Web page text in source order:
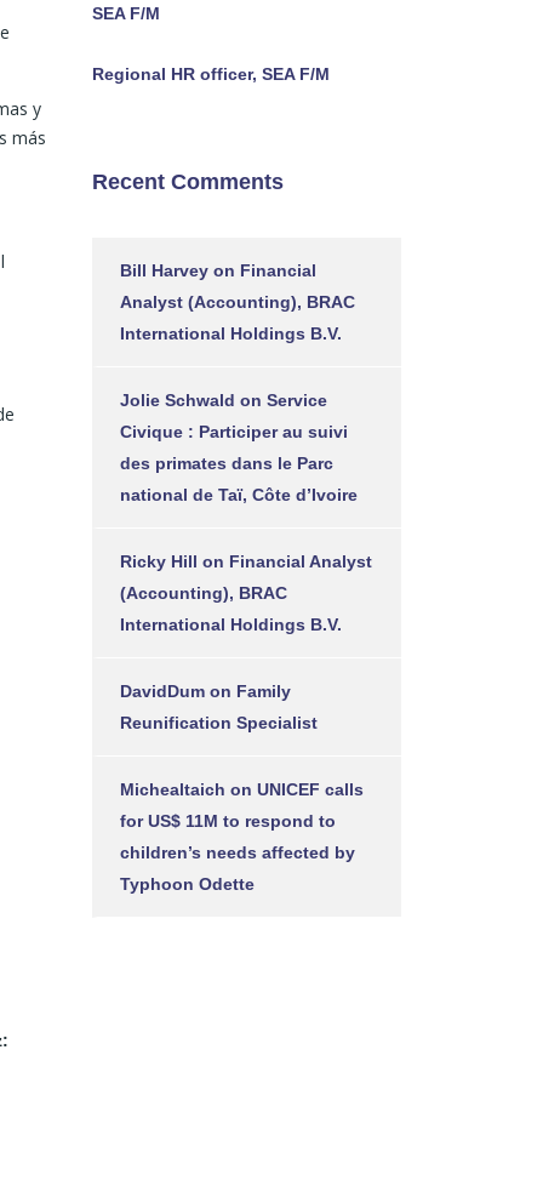
y
más
SEA F/M
Regional HR officer, SEA F/M
Recent Comments
Bill Harvey on Financial
Analyst (Accounting), BRAC
International Holdings B.V.
Jolie Schwald on Service
Civique : Participer au suivi
des primates dans le Parc
national de Taï, Côte d’Ivoire
Ricky Hill on Financial Analyst
(Accounting), BRAC
International Holdings B.V.
DavidDum on Family
Reunification Specialist
Michealtaich on UNICEF calls
for US$ 11M to respond to
children’s needs affected by
Typhoon Odette